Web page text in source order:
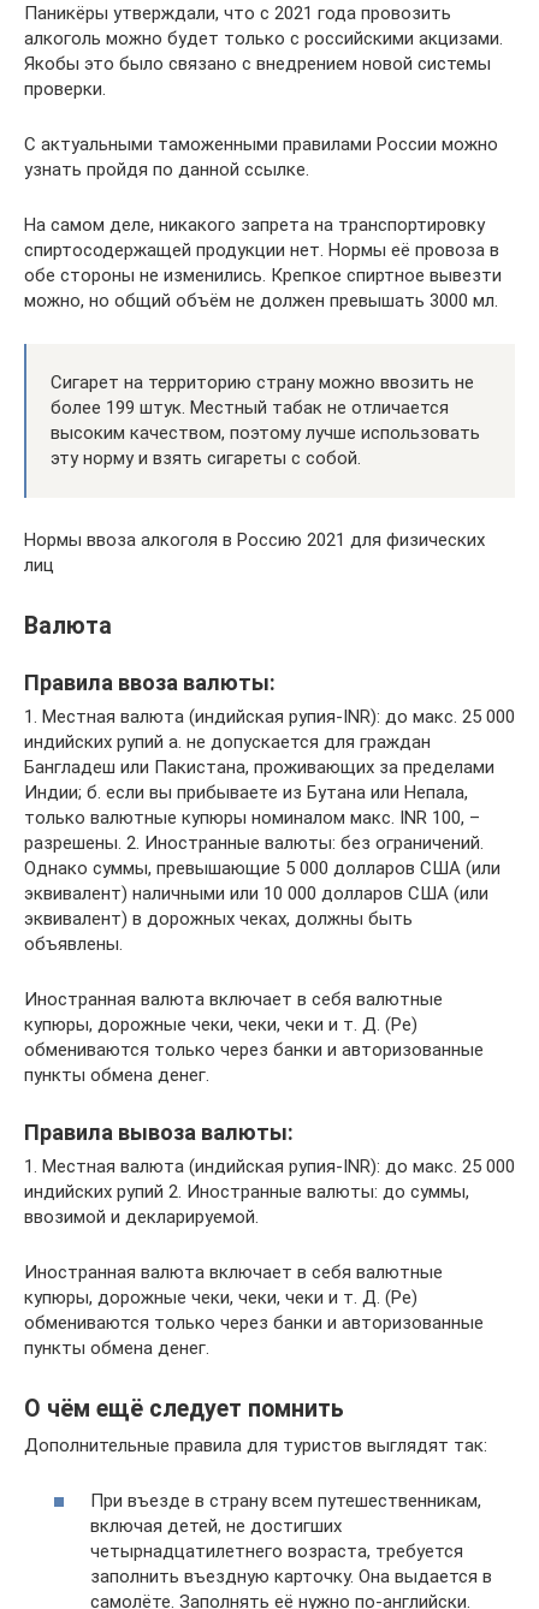
Паникёры утверждали, что с 2021 года провозить
алкоголь можно будет только с российскими акцизами.
Якобы это было связано с внедрением новой системы
проверки.
С актуальными таможенными правилами России можно
узнать пройдя по данной ссылке.
На самом деле, никакого запрета на транспортировку
спиртосодержащей продукции нет. Нормы её провоза в
обе стороны не изменились. Крепкое спиртное вывезти
можно, но общий объём не должен превышать 3000 мл.
Сигарет на территорию страну можно ввозить не
более 199 штук. Местный табак не отличается
высоким качеством, поэтому лучше использовать
эту норму и взять сигареты с собой.
Нормы ввоза алкоголя в Россию 2021 для физических
лиц
Валюта
Правила ввоза валюты:
1. Местная валюта (индийская рупия-INR): до макс. 25 000
индийских рупий а. не допускается для граждан
Бангладеш или Пакистана, проживающих за пределами
Индии; б. если вы прибываете из Бутана или Непала,
только валютные купюры номиналом макс. INR 100, –
разрешены. 2. Иностранные валюты: без ограничений.
Однако суммы, превышающие 5 000 долларов США (или
эквивалент) наличными или 10 000 долларов США (или
эквивалент) в дорожных чеках, должны быть
объявлены.
Иностранная валюта включает в себя валютные
купюры, дорожные чеки, чеки, чеки и т. Д. (Ре)
обмениваются только через банки и авторизованные
пункты обмена денег.
Правила вывоза валюты:
1. Местная валюта (индийская рупия-INR): до макс. 25 000
индийских рупий 2. Иностранные валюты: до суммы,
ввозимой и декларируемой.
Иностранная валюта включает в себя валютные
купюры, дорожные чеки, чеки, чеки и т. Д. (Ре)
обмениваются только через банки и авторизованные
пункты обмена денег.
О чём ещё следует помнить
Дополнительные правила для туристов выглядят так:
При въезде в страну всем путешественникам,
включая детей, не достигших
четырнадцатилетнего возраста, требуется
заполнить въездную карточку. Она выдается в
самолёте. Заполнять её нужно по-английски.